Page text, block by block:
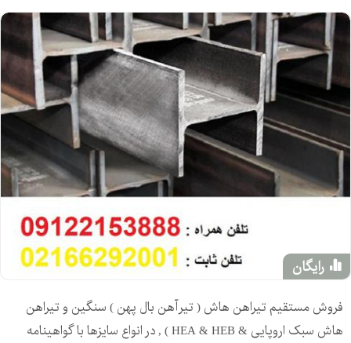
رایگان
فروش مستقیم تیراهن هاش ( تیرآهن بال پهن ) سنگین و تیراهن
هاش سبک اروپایی & HEA & HEB ) , در انواع سایزها با گواهینامه